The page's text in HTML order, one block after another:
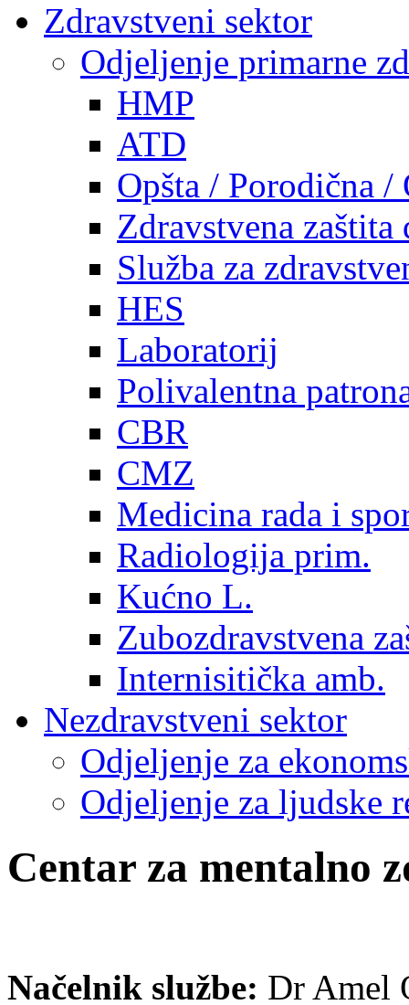
Zdravstveni sektor
Odjeljenje primarne
HMP
ATD
Opšta / Porodična
Zdravstvena zaštita
Služba za
HES
Laboratorij
Polivalentna
CBR
CMZ
Medicina rada i
Radiologija prim.
Kućno L.
Zubozdravstvena
Internisitička amb.
Nezdravstveni sektor
Odjeljenje za
Odjeljenje za ljudske
Centar za mentalno
Načelnik službe: Dr Amel